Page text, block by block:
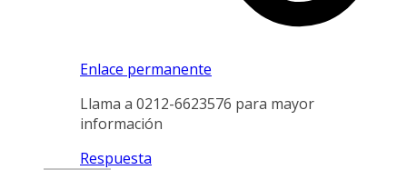
Enlace permanente
Llama a 0212-6623576 para mayor
información
Respuesta